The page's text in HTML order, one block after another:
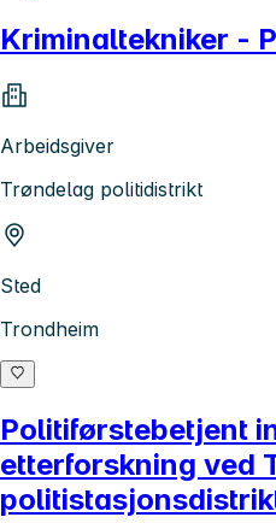
Kriminaltekniker -
Arbeidsgiver
Trøndelag politidistrikt
Sted
Trondheim
Politiførstebetjent
etterforskning ved